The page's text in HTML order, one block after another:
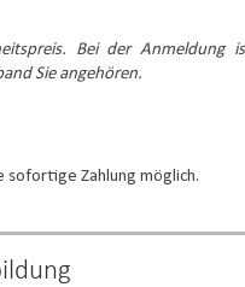
Bei der Anmeldung
Sie angehören.
sofortige Zahlung möglich.